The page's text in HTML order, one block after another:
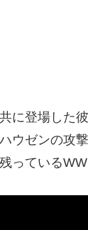
に登場した
ウゼンの攻
っている